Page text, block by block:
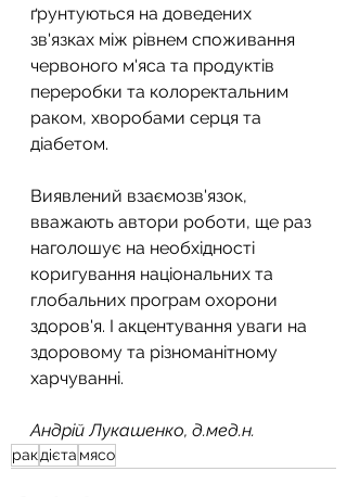
ґрунтуються на доведених
зв'язках між рівнем споживання
червоного м'яса та продуктів
переробки та колоректальним
раком, хворобами серця та
діабетом.
Виявлений взаємозв'язок,
вважають автори роботи, ще раз
наголошує на необхідності
коригування національних та
глобальних програм охорони
здоров'я. І акцентування уваги на
здоровому та різноманітному
харчуванні.
Андрій Лукашенко, д.мед.н.
ракдієта мясо